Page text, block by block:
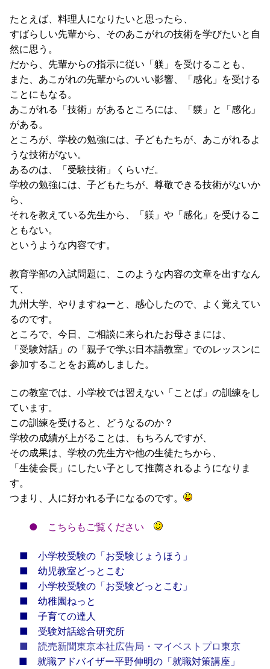
たとえば、料理人になりたいと思ったら、
すばらしい先輩から、そのあこがれの技術を学びたいと自
然に思う。
だから、先輩からの指示に従い「躾」を受けることも、
また、あこがれの先輩からのいい影響、「感化」を受ける
ことにもなる。
あこがれる「技術」があるところには、「躾」と「感化」
がある。
ところが、学校の勉強には、子どもたちが、あこがれるよ
うな技術がない。
あるのは、「受験技術」くらいだ。
学校の勉強には、子どもたちが、尊敬できる技術がないか
ら、
それを教えている先生から、「躾」や「感化」を受けるこ
ともない。
というような内容です。
教育学部の入試問題に、このような内容の文章を出すなん
て、
九州大学、やりますねーと、感心したので、よく覚えてい
るのです。
ところで、今日、ご相談に来られたお母さまには、
「受験対話」の「親子で学ぶ日本語教室」でのレッスンに
参加することをお薦めしました。
この教室では、小学校では習えない「ことば」の訓練をし
ています。
この訓練を受けると、どうなるのか？
学校の成績が上がることは、もちろんですが、
その成果は、学校の先生方や他の生徒たちから、
「生徒会長」にしたい子として推薦されるようになりま
す。
つまり、人に好かれる子になるのです。
● こちらもご覧ください
■
小学校受験の「お受験じょうほう」
■ 幼児教室どっとこむ
■ 小学校受験の「お受験どっとこむ」
■ 幼稚園ねっと
■ 子育ての達人
■ 受験対話総合研究所
■ 読売新聞東京本社広告局・マイベストプロ東京
■ 就職アドバイザー平野伸明の「就職対策講座」